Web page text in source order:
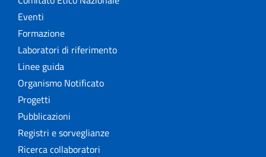
Eventi
Formazione
Laboratori di riferimento
Linee guida
Organismo Notificato
Progetti
Pubblicazioni
Registri e sorveglianze
Ricerca collaboratori